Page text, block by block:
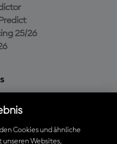
25/26
Cookies und ähnliche
Websites,